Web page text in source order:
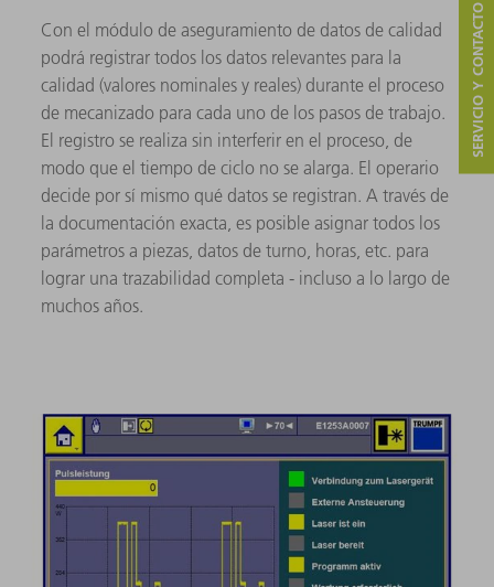
Con el módulo de aseguramiento de datos de calidad
podrá registrar todos los datos relevantes para la
calidad (valores nominales y reales) durante el proceso
de mecanizado para cada uno de los pasos de trabajo.
El registro se realiza sin interferir en el proceso, de
modo que el tiempo de ciclo no se alarga. El operario
decide por sí mismo qué datos se registran. A través de
la documentación exacta, es posible asignar todos los
parámetros a piezas, datos de turno, horas, etc. para
lograr una trazabilidad completa - incluso a lo largo de
muchos años.
SERVICIO Y CONTACTO